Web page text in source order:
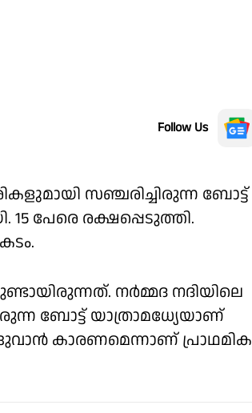
Follow Us
സഞ്ചരിച്ചിരുന്ന ബോട്ട്
പേരെ രക്ഷപ്പെടുത്തി.
നർമ്മദ നദിയിലെ
ബോട്ട് യാത്രാമധ്യേയാണ്
കാരണമെന്നാണ് പ്രാഥമിക